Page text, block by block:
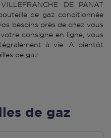
DE PANAT
de gaz conditionnée
besoins près de chez vous
consigne en ligne, vous
à vie. A bientôt
de gaz.
de gaz